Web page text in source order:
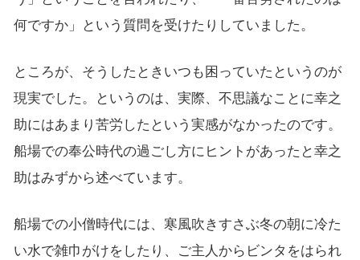
何ですか」という質問を受けたりしていました。
ところが、そうしたときいつも困っていたというのが
現実でした。というのは、実際、不思議なことに幸之
助にはあまり苦労したという実感がなかったのです。
船場での奉公時代の過ごし方にヒントがあったと幸之
助はみずから述べています。
船場での小僧時代には、寒風吹きすさぶ冬の朝に冷た
い水で雑巾がけをしたり、ご主人からビンタをはられ